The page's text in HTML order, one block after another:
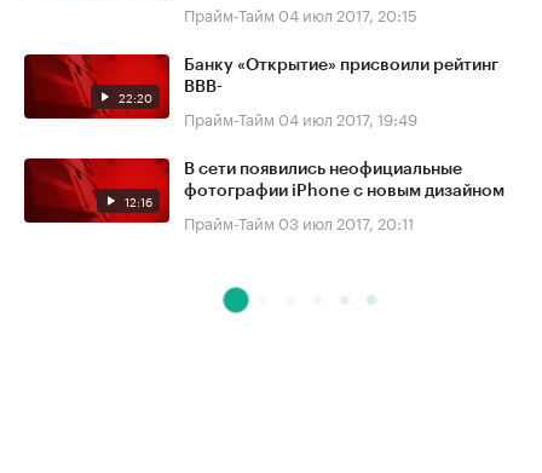
Прайм-Тайм 04 июл 2017, 20:15
22:20
Банку «Открытие» присвоили рейтинг
BBB-
Прайм-Тайм 04 июл 2017, 19:49
12:16
В сети появились неофициальные
фотографии iPhone с новым дизайном
Прайм-Тайм 03 июл 2017, 20:11